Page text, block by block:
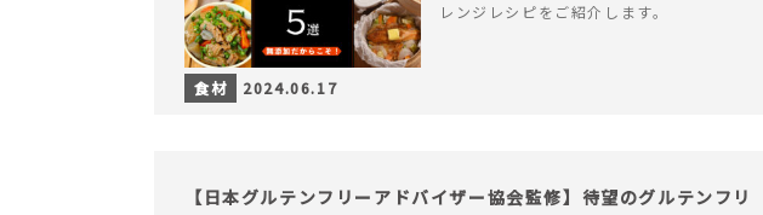
レンジレシピをご紹介します。
食材 2024.06.17
【日本グルテンフリーアドバイザー協会監修】待望のグルテンフリ